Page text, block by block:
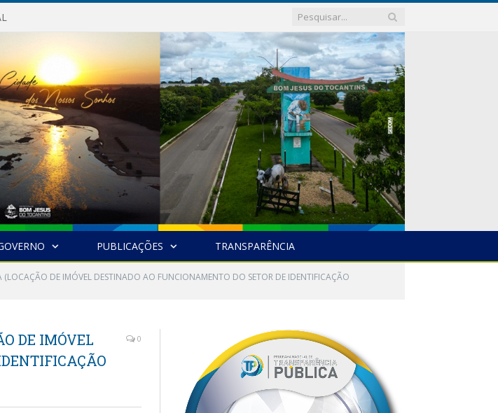
PUBLICAÇÕES TRANSPARÊNCIA
DE IMÓVEL DESTINADO AO FUNCIONAMENTO DO SETOR DE IDENTIFICAÇÃO
DE IMÓVEL
0